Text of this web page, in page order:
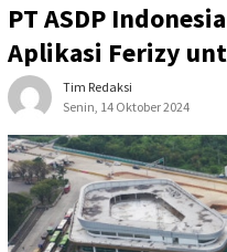
PT ASDP
Aplikasi Ferizy
Tim Redaksi
Senin, 14 Oktober 2024